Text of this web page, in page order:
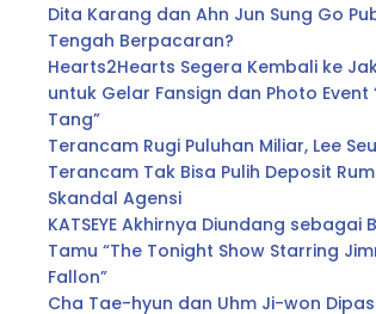
Dita Karang dan Ahn Jun Sung Go
Tengah Berpacaran?
Hearts2Hearts Segera Kembali ke
untuk Gelar Fansign dan Photo Event
Tang”
Terancam Rugi Puluhan Miliar, Lee
Terancam Tak Bisa Pulih Deposit
Skandal Agensi
KATSEYE Akhirnya Diundang sebagai
Tamu “The Tonight Show Starring
Fallon”
Cha Tae-hyun dan Uhm Ji-won